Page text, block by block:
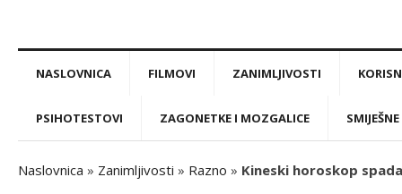
NASLOVNICA FILMOVI ZANIMLJIVOSTI
PSIHOTESTOVI ZAGONETKE I MOZGALICE
Naslovnica » Zanimljivosti » Razno » Kineski horoskop